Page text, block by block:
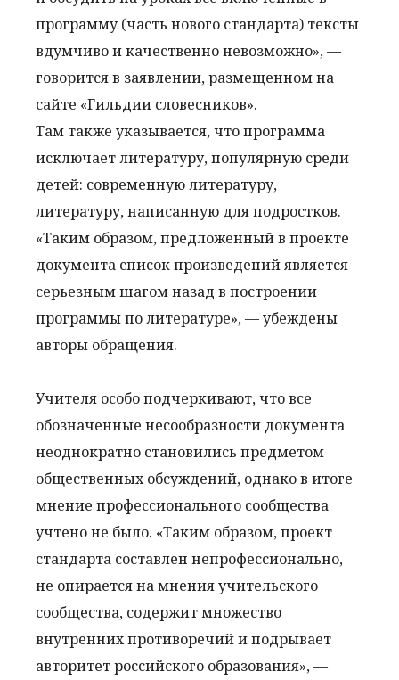
программу (часть нового стандарта) тексты
вдумчиво и качественно невозможно», —
говорится в заявлении, размещенном на
сайте «Гильдии словесников».
Там также указывается, что программа
исключает литературу, популярную среди
детей: современную литературу,
литературу, написанную для подростков.
«Таким образом, предложенный в проекте
документа список произведений является
серьезным шагом назад в построении
программы по литературе», — убеждены
авторы обращения.
Учителя особо подчеркивают, что все
обозначенные несообразности документа
неоднократно становились предметом
общественных обсуждений, однако в итоге
мнение профессионального сообщества
учтено не было. «Таким образом, проект
стандарта составлен непрофессионально,
не опирается на мнения учительского
сообщества, содержит множество
внутренних противоречий и подрывает
авторитет российского образования», —